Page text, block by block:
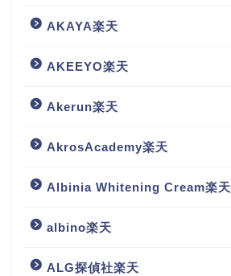
AKAYA楽天
AKEEYO楽天
Akerun楽天
AkrosAcademy楽天
Albinia Whitening Cream楽天
albino楽天
ALG探偵社楽天